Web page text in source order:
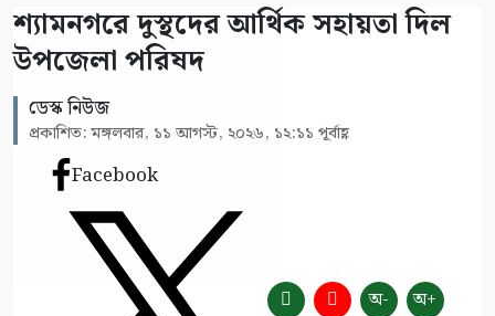
শ্যামনগরে দুস্থদের আর্থিক সহায়তা দিল
উপজেলা পরিষদ
ডেস্ক নিউজ
প্রকাশিত: মঙ্গলবার, ১১ আগস্ট, ২০২৬, ১২:১১ পূর্বাহ্ণ
Facebook
অ- অ+